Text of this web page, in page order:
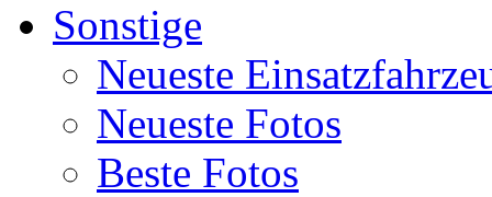
Sonstige
Neueste
Neueste Fotos
Beste Fotos